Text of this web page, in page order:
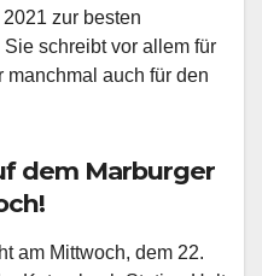
zur besten
schreibt vor allem für
auch für den
dem Marburger
am Mittwoch, dem 22.